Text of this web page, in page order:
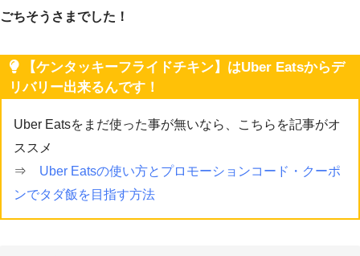
ごちそうさまでした！
【ケンタッキーフライドチキン】はUber Eatsからデ
リバリー出来るんです！
Uber Eatsをまだ使った事が無いなら、こちらを記事がオ
ススメ
⇒ Uber Eatsの使い方とプロモーションコード・クーポ
ンでタダ飯を目指す方法